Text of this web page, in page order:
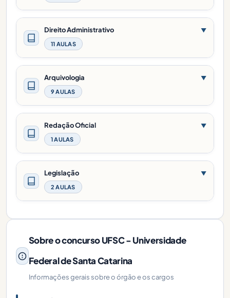
Direito Administrativo
11 AULAS
▼
Arquivologia
9 AULAS
▼
Redação Oficial
1 AULAS
▼
Legislação
2 AULAS
▼
Sobre o concurso UFSC - Universidade
Federal de Santa Catarina
Informações gerais sobre o órgão e os cargos